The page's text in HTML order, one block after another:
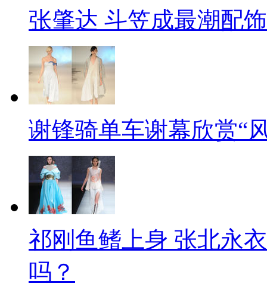
张肇达 斗笠成最潮配
谢锋骑单车谢幕欣赏“
祁刚鱼鳍上身 张北永
吗？